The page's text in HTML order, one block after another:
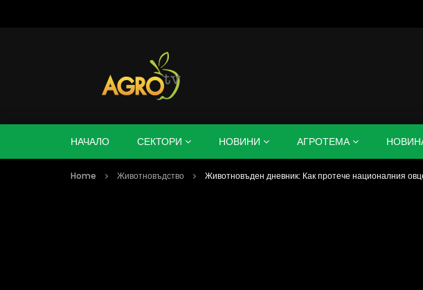
НАЧАЛО СЕКТОРИ НОВИНИ АГРОТЕМА
Home Животновъдство Животновъден дневник: Как протече националния